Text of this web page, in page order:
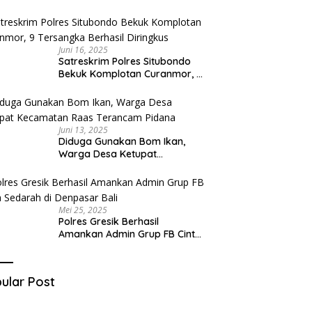
Juni 16, 2025
Satreskrim Polres Situbondo
Bekuk Komplotan Curanmor, 9
Juni 13, 2025
Diduga Gunakan Bom Ikan,
Warga Desa Ketupat
Pidana
Mei 25, 2025
Polres Gresik Berhasil
Amankan Admin Grup FB Cinta
Post